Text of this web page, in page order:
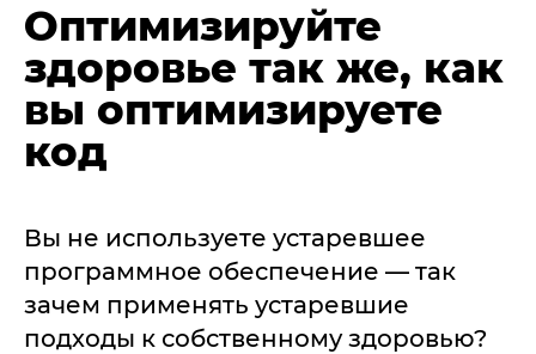
Оптимизируйте
здоровье так же, как
вы оптимизируете
код
Вы не используете устаревшее
программное обеспечение — так
зачем применять устаревшие
подходы к собственному здоровью?